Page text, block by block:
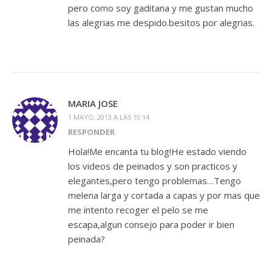
pero como soy gaditana y me gustan mucho
las alegrias me despido.besitos por alegrias.
MARIA JOSE
1 MAYO, 2013 A LAS 10:14
RESPONDER
Hola!Me encanta tu blog!He estado viendo
los videos de peinados y son practicos y
elegantes,pero tengo problemas…Tengo
melena larga y cortada a capas y por mas que
me intento recoger el pelo se me
escapa,algun consejo para poder ir bien
peinada?